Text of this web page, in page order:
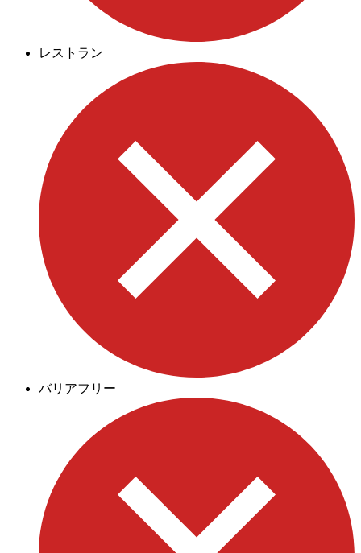
レストラン
バリアフリー